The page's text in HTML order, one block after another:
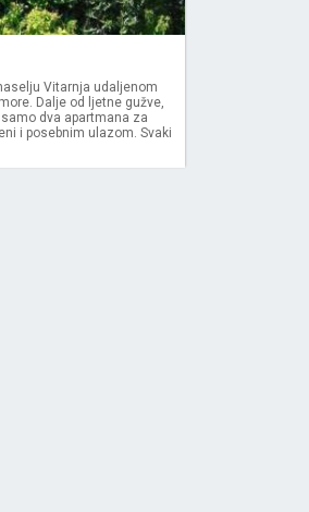
Vitarnja udaljenom
Dalje od ljetne gužve,
dva apartmana za
i posebnim ulazom. Svaki